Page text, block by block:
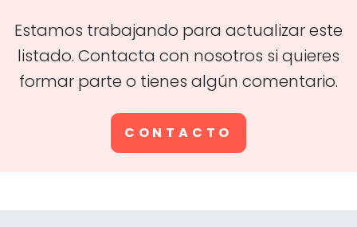
Estamos trabajando para actualizar este
listado. Contacta con nosotros si quieres
formar parte o tienes algún comentario.
CONTACTO